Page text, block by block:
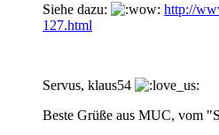
Siehe dazu:
http://
127.html
Servus, klaus54
Beste Grüße aus MUC, vom